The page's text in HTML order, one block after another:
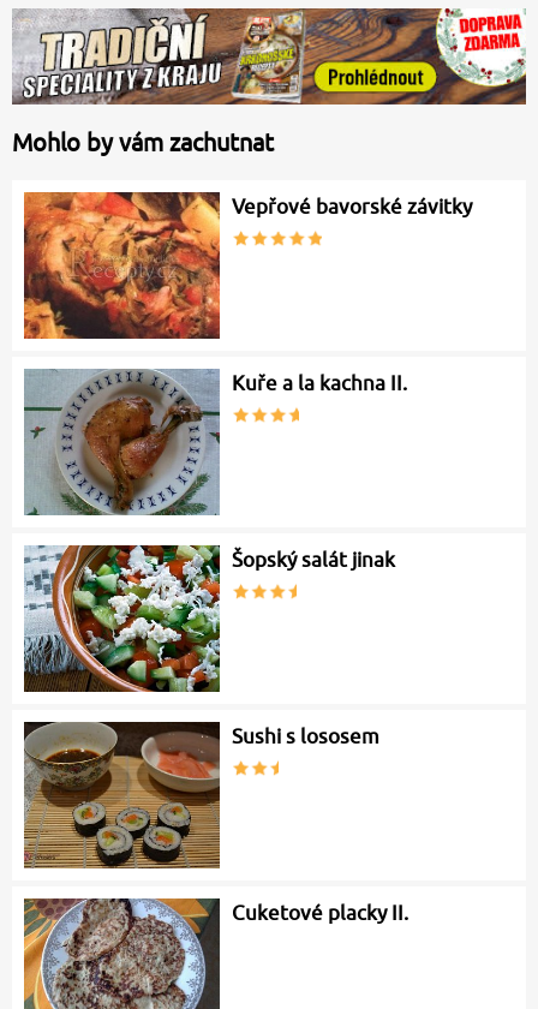
Mohlo by vám zachutnat
Vepřové bavorské závitky
Kuře a la kachna II.
Šopský salát jinak
Sushi s lososem
Cuketové placky II.